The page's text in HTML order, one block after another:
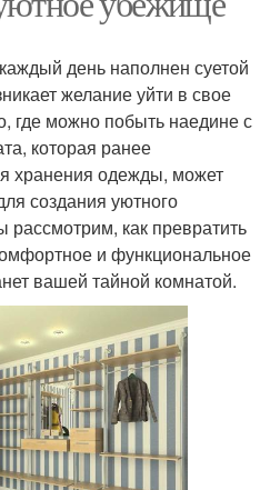
день наполнен суетой
желание уйти в свое
где можно побыть наедине с
которая ранее
хранения одежды, может
создания уютного
как превратить
и функциональное
вашей тайной комнатой.